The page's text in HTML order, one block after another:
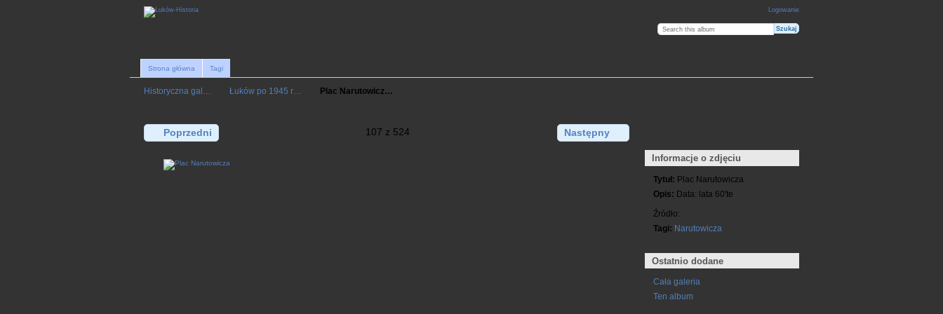
Logowanie
Strona główna Tagi
Historyczna gal… Łuków po 1945 r… Plac Narutowicz…
Poprzedni 107 z 524 Następny
Informacje o zdjęciu
Tytuł: Plac Narutowicza
Opis: Data: lata 60'te
Źródło:
Tagi: Narutowicza
Ostatnio dodane
Cała galeria
Ten album